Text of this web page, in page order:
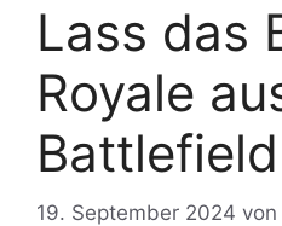
Lass das
Royale
19. September 2024 von